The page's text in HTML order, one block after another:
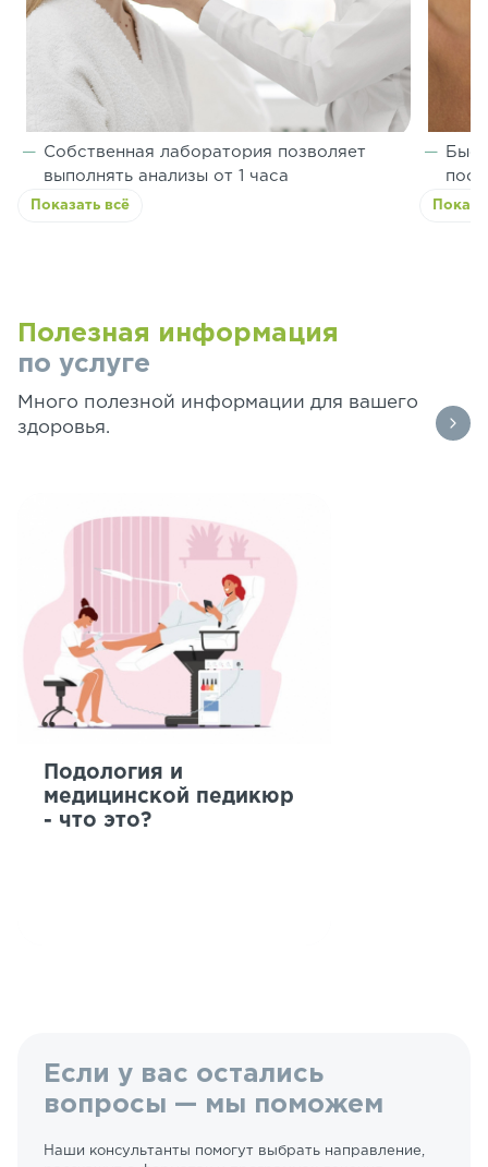
Собственная лаборатория позволяет
выполнять анализы от 1 часа
Показать всё
Полезная информация
по услуге
Много полезной информации для вашего
здоровья.
Подология и
медицинской педикюр
- что это?
Если у вас остались
вопросы — мы поможем
Наши консультанты помогут выбрать направление,